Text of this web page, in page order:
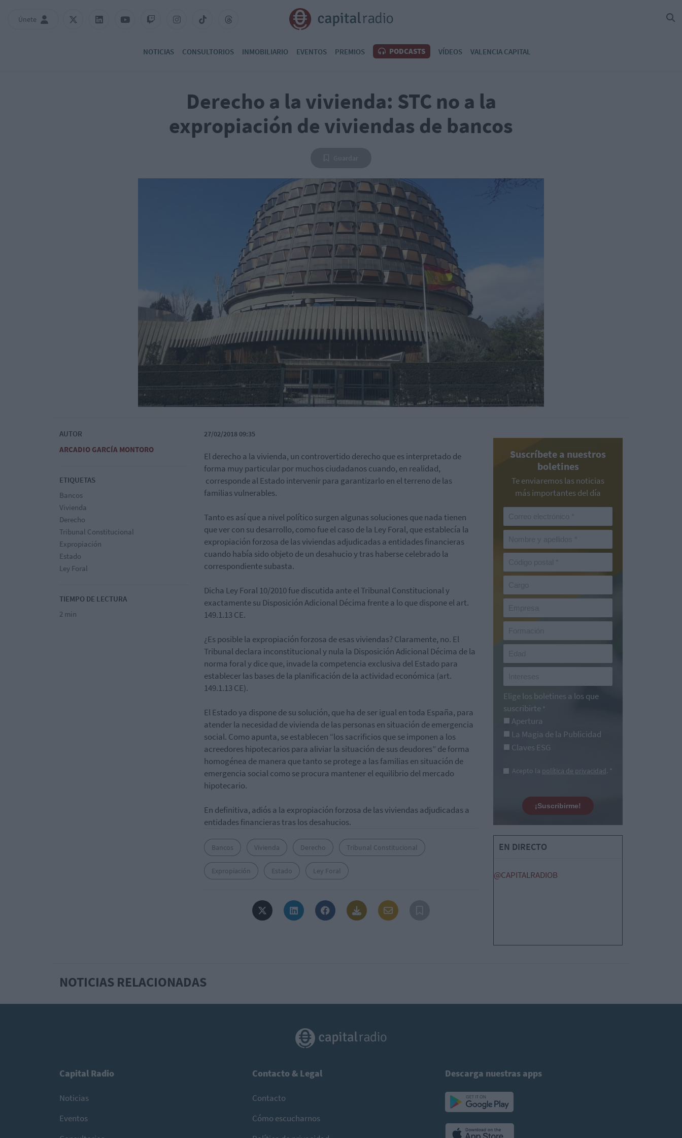
Únete
NOTICIAS CONSULTORIOS INMOBILIARIO EVENTOS PREMIOS PODCASTS VÍDEOS VALENCIA CAPITAL
Derecho a la vivienda: STC no a la
expropiación de viviendas de bancos
AUTOR
ARCADIO GARCÍA MONTORO
ETIQUETAS
Bancos
Vivienda
Derecho
Tribunal Constitucional
Expropiación
Estado
Ley Foral
TIEMPO DE LECTURA
2 min
27/02/2018 09:35
El derecho a la vivienda, un controvertido derecho que es interpretado de
forma muy particular por muchos ciudadanos cuando, en realidad,
corresponde al Estado intervenir para garantizarlo en el terreno de las
familias vulnerables.
Tanto es así que a nivel político surgen algunas soluciones que nada tienen
que ver con su desarrollo, como fue el caso de la Ley Foral, que establecía la
expropiación forzosa de las viviendas adjudicadas a entidades financieras
cuando había sido objeto de un desahucio y tras haberse celebrado la
correspondiente subasta.
Dicha Ley Foral 10/2010 fue discutida ante el Tribunal Constitucional y
exactamente su Disposición Adicional Décima frente a lo que dispone el art.
149.1.13 CE.
¿Es posible la expropiación forzosa de esas viviendas? Claramente, no. El
Tribunal declara inconstitucional y nula la Disposición Adicional Décima de la
norma foral y dice que, invade la competencia exclusiva del Estado para
establecer las bases de la planificación de la actividad económica (art.
149.1.13 CE).
El Estado ya dispone de su solución, que ha de ser igual en toda España, para
atender la necesidad de vivienda de las personas en situación de emergencia
social. Como apunta, se establecen “los sacrificios que se imponen a los
acreedores hipotecarios para aliviar la situación de sus deudores” de forma
homogénea de manera que tanto se protege a las familias en situación de
emergencia social como se procura mantener el equilibrio del mercado
hipotecario.
En definitiva, adiós a la expropiación forzosa de las viviendas adjudicadas a
entidades financieras tras los desahucios.
Bancos Vivienda Derecho Tribunal Constitucional
Expropiación Estado Ley Foral
Suscríbete a nuestros
boletines
Te enviaremos las noticias
más importantes del día
Elige los boletines a los que
suscribirte *
Apertura
La Magia de la Publicidad
Claves ESG
Acepto la política de privacidad. *
¡Suscribirme!
EN DIRECTO
@CAPITALRADIOB
NOTICIAS RELACIONADAS
Capital Radio
Noticias
Eventos
Contacto & Legal
Contacto
Cómo escucharnos
Descarga nuestras apps